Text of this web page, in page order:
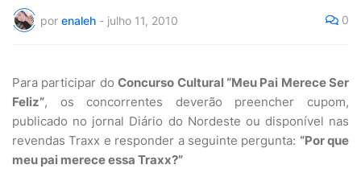
por enaleh - julho 11, 2010 0
Para participar doConcurso Cultural “Meu Pai Merece Ser
Feliz”, os concorrentes deverão preencher cupom,
publicado no jornal Diário do Nordeste ou disponível nas
revendas Traxx e responder a seguinte pergunta: “Por que
meu pai merece essa Traxx?”